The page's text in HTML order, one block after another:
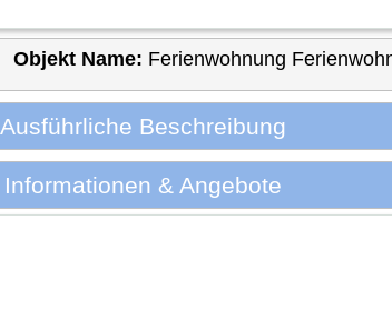
Objekt Name: Ferienwohnung
Ausführliche Beschreibung
Informationen & Angebote